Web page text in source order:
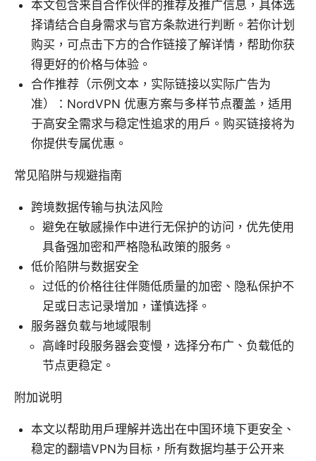
本文包含来自合作伙伴的推荐及推广信息，具体选
择请结合自身需求与官方条款进行判断。若你计划
购买，可点击下方的合作链接了解详情，帮助你获
得更好的价格与体验。
合作推荐（示例文本，实际链接以实际广告为
准）：NordVPN 优惠方案与多样节点覆盖，适用
于高安全需求与稳定性追求的用户。购买链接将为
你提供专属优惠。
常见陷阱与规避指南
跨境数据传输与执法风险
避免在敏感操作中进行无保护的访问，优先使用
具备强加密和严格隐私政策的服务。
低价陷阱与数据安全
过低的价格往往伴随低质量的加密、隐私保护不
足或日志记录增加，谨慎选择。
服务器负载与地域限制
高峰时段服务器会变慢，选择分布广、负载低的
节点更稳定。
附加说明
本文以帮助用户理解并选出在中国环境下更安全、
稳定的翻墙VPN为目标，所有数据均基于公开来